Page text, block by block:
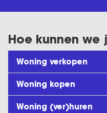
Hoe kunnen we
Woning verkopen
Woning kopen
Woning (ver)huren